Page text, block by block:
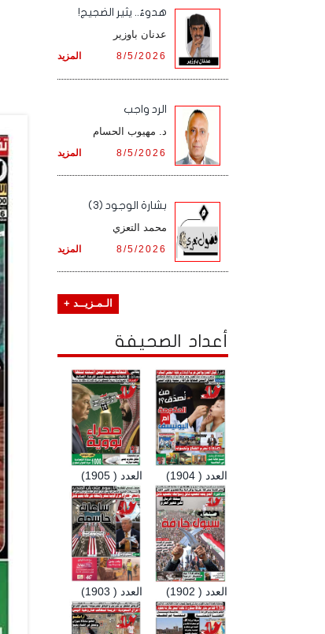
هدوءٌ.. يثير الضجيج!
عدنان باوزير
المزيد 8/5/2026
الرد واجب
د. مهيوب الحسام
المزيد 8/5/2026
بشارة الوجود (3)
محمد التعزي
المزيد 8/5/2026
الـمـزيــد +
أعداد الصحيفة
العدد ( 1905) العدد ( 1904)
العدد ( 1903) العدد ( 1902)